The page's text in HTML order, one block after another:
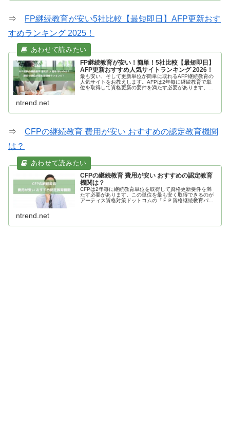
⇒
FP継続教育が安い5社比較【最短即日】AFP更新おす
すめランキング 2025！
FP継続教育が安い！簡単！5社比較【最短即日】
AFP更新おすすめ人気サイトランキング 2026！
最も安い、そして更新単位が簡単に取れるAFP継続教育の
人気サイトをお教えします。AFPは2年毎に継続教育で単
位を取得して資格更新の要件を満たす必要があります。こ
ntrend.net
⇒ CFPの継続教育 費用が安い おすすめの認定教育機関
は？
CFPの継続教育 費用が安い おすすめの認定教育
機関は？
CFPは2年毎に継続教育単位を取得して資格更新要件を満
たす必要があります。この単位を最も安く取得できるのが
アーティス資格対策ドットコムの「ＦＰ資格継続教育パッ
ntrend.net